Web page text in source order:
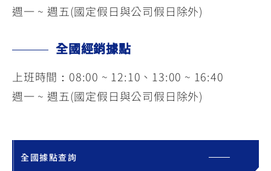
週一 ~ 週五(國定假日與公司假日除外)
全國經銷據點
上班時間：08:00 ~ 12:10、13:00 ~ 16:40
週一 ~ 週五(國定假日與公司假日除外)
全國據點查詢